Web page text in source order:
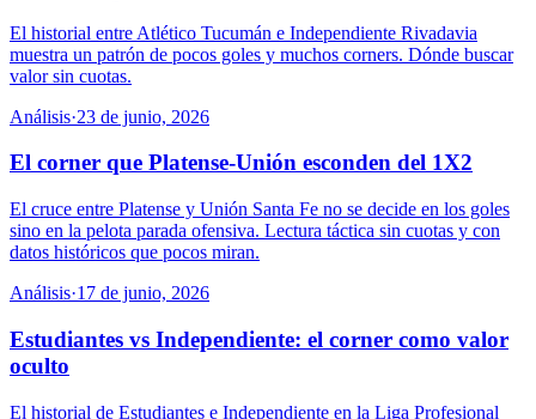
El historial entre Atlético Tucumán e Independiente Rivadavia
muestra un patrón de pocos goles y muchos corners. Dónde buscar
valor sin cuotas.
Análisis·23 de junio, 2026
El corner que Platense-Unión esconden del 1X2
El cruce entre Platense y Unión Santa Fe no se decide en los goles
sino en la pelota parada ofensiva. Lectura táctica sin cuotas y con
datos históricos que pocos miran.
Análisis·17 de junio, 2026
Estudiantes vs Independiente: el corner como valor
oculto
El historial de Estudiantes e Independiente en la Liga Profesional